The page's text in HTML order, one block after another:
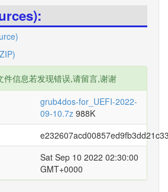
件信息若发现错误,请留言,谢谢
grub4dos-for_UEFI-2022-
09-10.7z 988K
Sat Sep 10 2022 02:30:00
GMT+0000